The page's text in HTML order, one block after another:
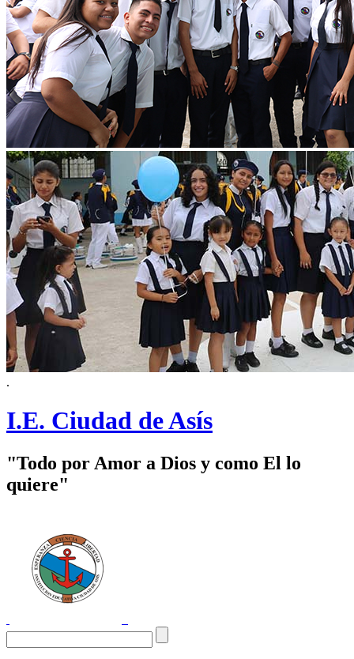
.
I.E. Ciudad de Asís
"Todo por Amor a Dios y como El lo
quiere"